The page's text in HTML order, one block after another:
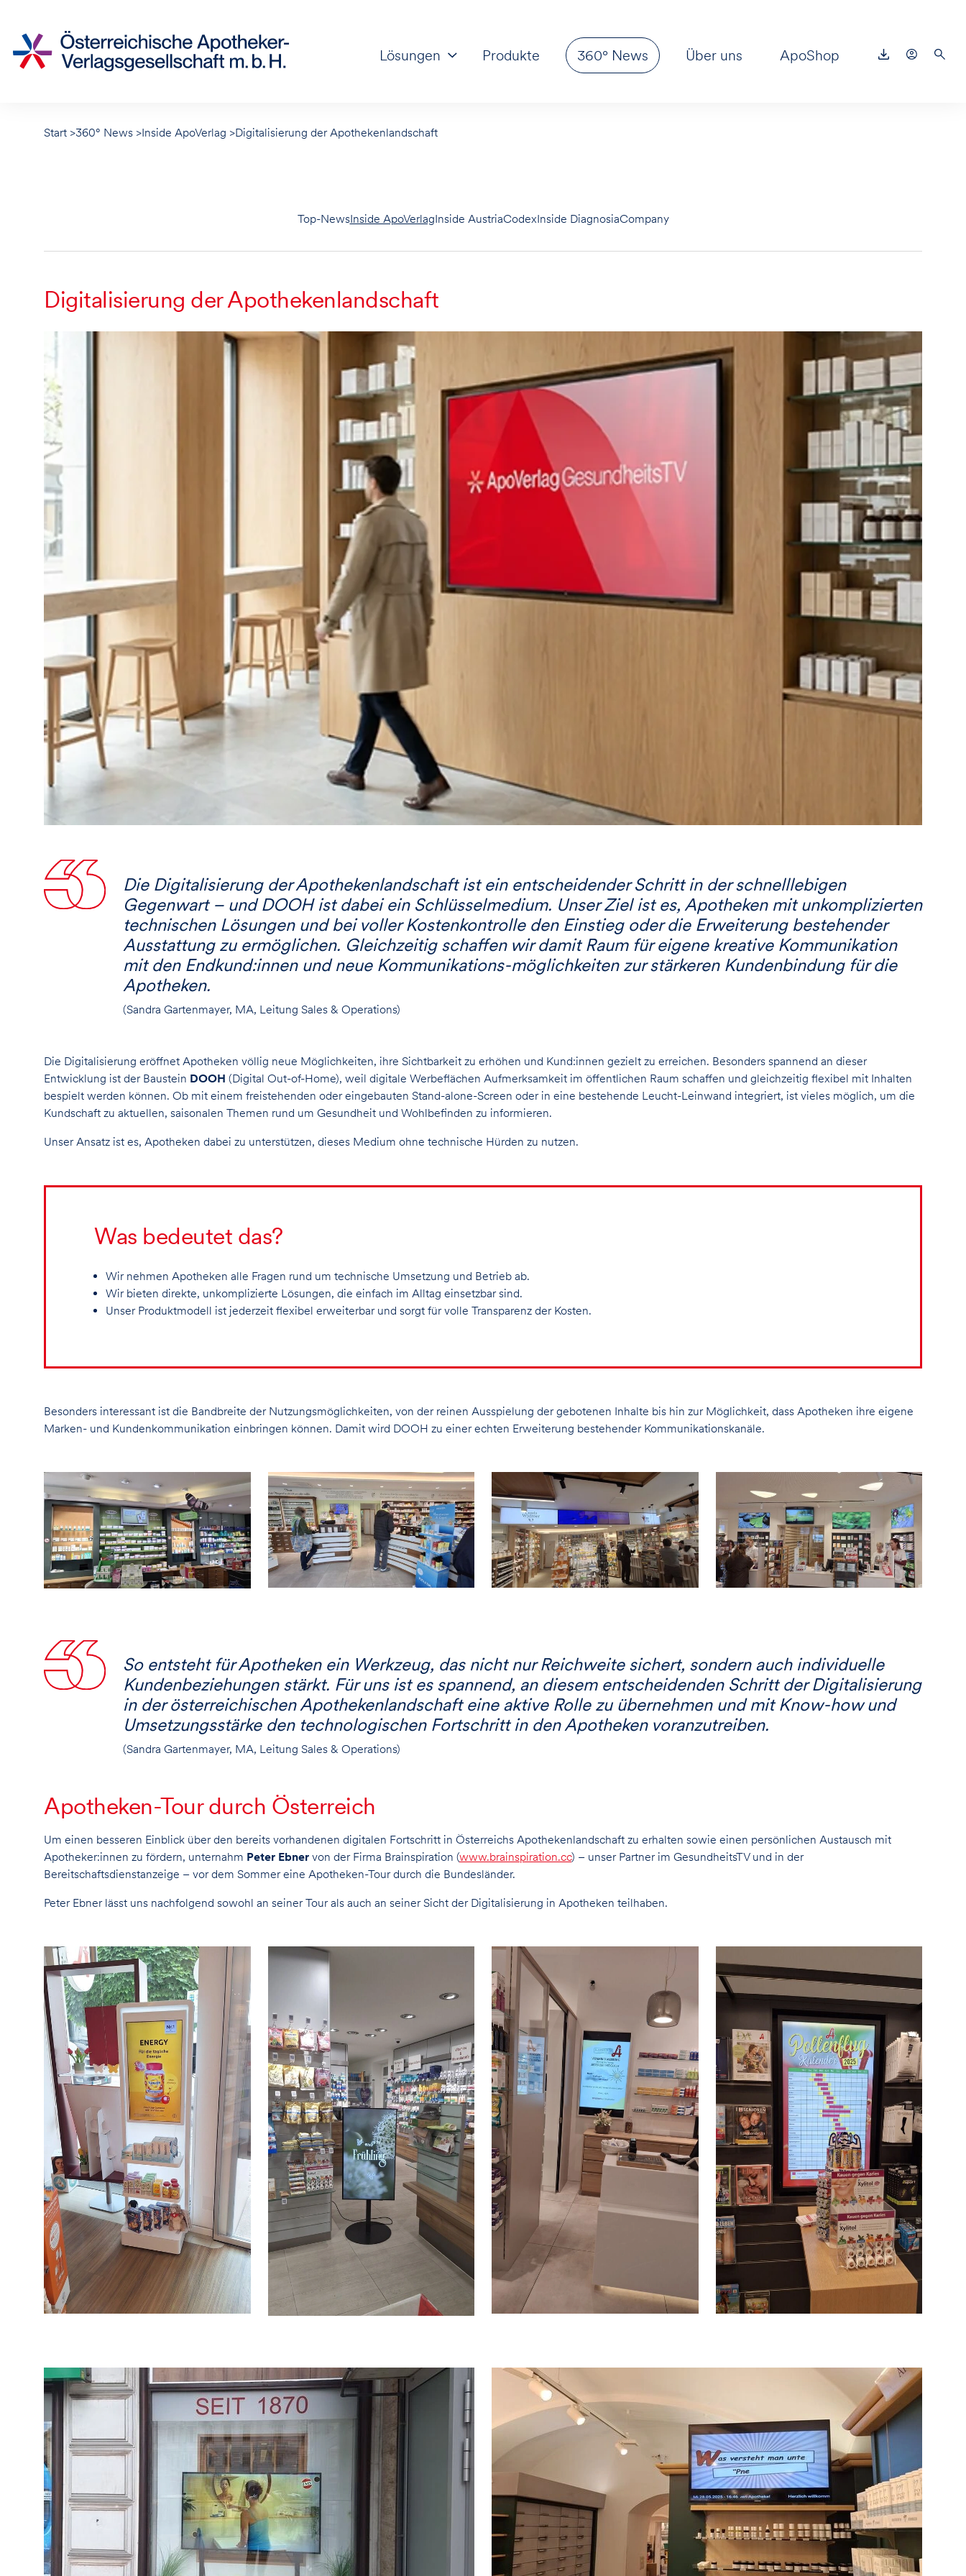
Lösungen Produkte 360° News Über uns ApoShop
Start >360° News >Inside ApoVerlag >Digitalisierung der Apothekenlandschaft
Top-NewsInside ApoVerlagInside AustriaCodexInside DiagnosiaCompany
Digitalisierung der Apothekenlandschaft
Die Digitalisierung der Apothekenlandschaft ist ein entscheidender Schritt in der schnelllebigen
Gegenwart – und DOOH ist dabei ein Schlüsselmedium. Unser Ziel ist es, Apotheken mit unkomplizierten
technischen Lösungen und bei voller Kostenkontrolle den Einstieg oder die Erweiterung bestehender
Ausstattung zu ermöglichen. Gleichzeitig schaffen wir damit Raum für eigene kreative Kommunikation
mit den Endkund:innen und neue Kommunikations-möglichkeiten zur stärkeren Kundenbindung für die
Apotheken.
(Sandra Gartenmayer, MA, Leitung Sales & Operations)
Die Digitalisierung eröffnet Apotheken völlig neue Möglichkeiten, ihre Sichtbarkeit zu erhöhen und Kund:innen gezielt zu erreichen. Besonders spannend an dieser
Entwicklung ist der Baustein DOOH (Digital Out-of-Home), weil digitale Werbeflächen Aufmerksamkeit im öffentlichen Raum schaffen und gleichzeitig flexibel mit Inhalten
bespielt werden können. Ob mit einem freistehenden oder eingebauten Stand-alone-Screen oder in eine bestehende Leucht-Leinwand integriert, ist vieles möglich, um die
Kundschaft zu aktuellen, saisonalen Themen rund um Gesundheit und Wohlbefinden zu informieren.
Unser Ansatz ist es, Apotheken dabei zu unterstützen, dieses Medium ohne technische Hürden zu nutzen.
Was bedeutet das?
Wir nehmen Apotheken alle Fragen rund um technische Umsetzung und Betrieb ab.
Wir bieten direkte, unkomplizierte Lösungen, die einfach im Alltag einsetzbar sind.
Unser Produktmodell ist jederzeit flexibel erweiterbar und sorgt für volle Transparenz der Kosten.
Besonders interessant ist die Bandbreite der Nutzungsmöglichkeiten, von der reinen Ausspielung der gebotenen Inhalte bis hin zur Möglichkeit, dass Apotheken ihre eigene
Marken- und Kundenkommunikation einbringen können. Damit wird DOOH zu einer echten Erweiterung bestehender Kommunikationskanäle.
So entsteht für Apotheken ein Werkzeug, das nicht nur Reichweite sichert, sondern auch individuelle
Kundenbeziehungen stärkt. Für uns ist es spannend, an diesem entscheidenden Schritt der Digitalisierung
in der österreichischen Apothekenlandschaft eine aktive Rolle zu übernehmen und mit Know-how und
Umsetzungsstärke den technologischen Fortschritt in den Apotheken voranzutreiben.
(Sandra Gartenmayer, MA, Leitung Sales & Operations)
Apotheken-Tour durch Österreich
Um einen besseren Einblick über den bereits vorhandenen digitalen Fortschritt in Österreichs Apothekenlandschaft zu erhalten sowie einen persönlichen Austausch mit
Apotheker:innen zu fördern, unternahm Peter Ebner von der Firma Brainspiration (www.brainspiration.cc) – unser Partner im GesundheitsTV und in der
Bereitschaftsdienstanzeige – vor dem Sommer eine Apotheken-Tour durch die Bundesländer.
Peter Ebner lässt uns nachfolgend sowohl an seiner Tour als auch an seiner Sicht der Digitalisierung in Apotheken teilhaben.